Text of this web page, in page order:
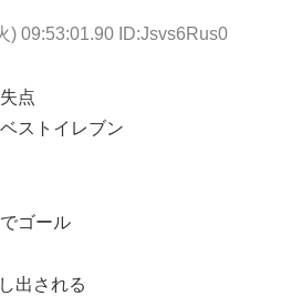
) 09:53:01.90 ID:Jsvs6Rus0
点
ストイレブン
ゴール
出される